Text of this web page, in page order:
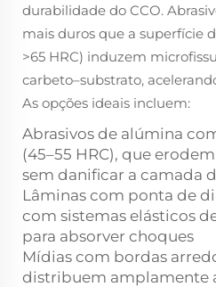
durabilidade do CCO.
mais duros que a superfície
>65 HRC) induzem
carbeto–substrato,
As opções ideais incluem:
Abrasivos de alúmina
(45–55 HRC), que
sem danificar a camada
Lâminas com ponta de
com sistemas elásticos
para absorver choques
Mídias com bordas
distribuem amplamente